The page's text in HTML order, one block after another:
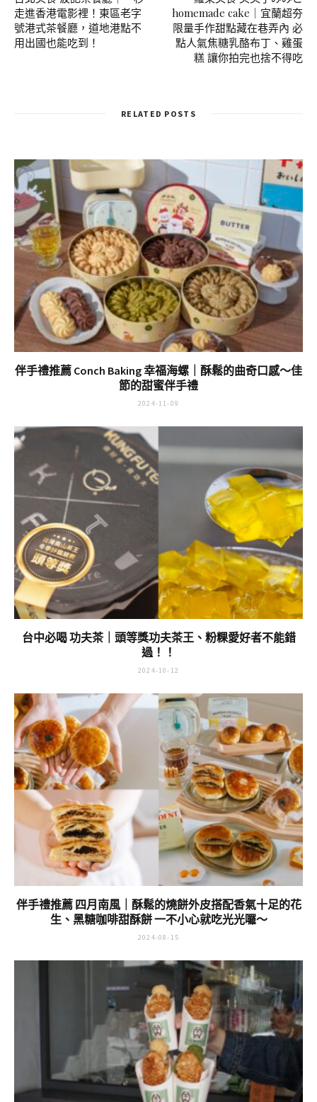
走進香港電影裡！東區老字
號港式茶餐廳，道地港點不
用出國也能吃到！
homemade cake｜宜蘭超夯
限量手作甜點藏在巷弄內 必
點人氣焦糖乳酪布丁、雞蛋
糕 讓你拍完也捨不得吃
RELATED POSTS
伴手禮推薦 Conch Baking 幸福海螺｜酥鬆的曲奇口感～佳
節的甜蜜伴手禮
2024-11-09
台中必喝 功夫茶｜頭等獎功夫茶王、粉粿愛好者不能錯
過！！
2024-10-12
伴手禮推薦 四月南風｜酥鬆的燒餅外皮搭配香氣十足的花
生、黑糖咖啡甜酥餅 一不小心就吃光光囉～
2024-08-15